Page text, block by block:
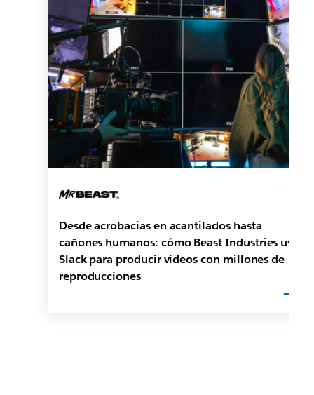
Desde acrobacias en acantilados hasta
cañones humanos: cómo Beast Industries usa
Slack para producir videos con millones de
reproducciones